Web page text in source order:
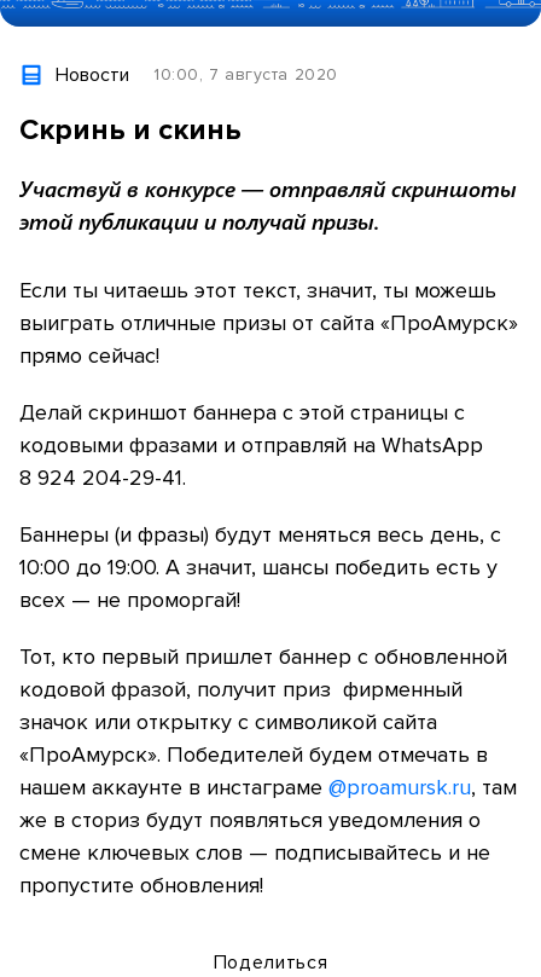
Новости 10:00, 7 августа 2020
Скринь и скинь
Участвуй в конкурсе — отправляй скриншоты
этой публикации и получай призы.
Если ты читаешь этот текст, значит, ты можешь
выиграть отличные призы от сайта «ПроАмурск»
прямо сейчас!
Делай скриншот баннера с этой страницы с
кодовыми фразами и отправляй на WhatsApp
8 924 204-29-41.
Баннеры (и фразы) будут меняться весь день, с
10:00 до 19:00. А значит, шансы победить есть у
всех — не проморгай!
Тот, кто первый пришлет баннер с обновленной
кодовой фразой, получит приз фирменный
значок или открытку с символикой сайта
«ПроАмурск». Победителей будем отмечать в
нашем аккаунте в инстаграме @proamursk.ru, там
же в сториз будут появляться уведомления о
смене ключевых слов — подписывайтесь и не
пропустите обновления!
Поделиться